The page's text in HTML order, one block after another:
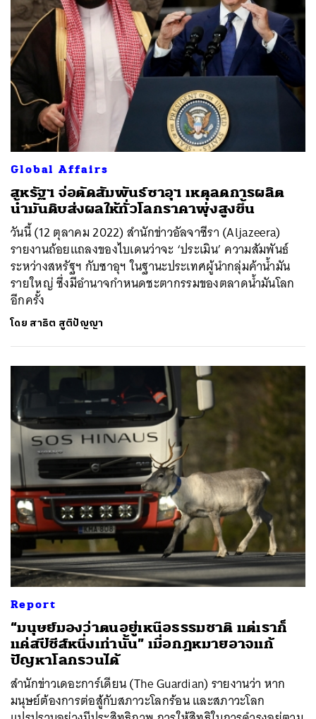
Global Affairs
สหรัฐฯ จ่อตัดสัมพันธ์ซาอุฯ เหตุลดการผลิต
น้ำมันดิบส่งผลให้ทั่วโลกราคาพุ่งสูงขึ้น
วันนี้ (12 ตุลาคม 2022) สำนักข่าวอัลจาซีรา (Aljazeera)
รายงานถ้อยแถลงของไบเดนว่าจะ ‘ประเมิน’ ความสัมพันธ์
ระหว่างสหรัฐฯ กับซาอุฯ ในฐานะประเทศผู้นำกลุ่มค้าน้ำมัน
รายใหญ่ ซึ่งมีอำนาจกำหนดชะตากรรมของตลาดน้ำมันโลก
อีกครั้ง
โดย สาธิต สูติปัญญา
Report
“มนุษย์มองว่าตนอยู่เหนือธรรมชาติ แต่เราก็
แค่สปีชีส์หนึ่งเท่านั้น” เมื่อกฎหมายอาจแก้
ปัญหาโลกรวนได้
สำนักข่าวเดอะการ์เดียน (The Guardian) รายงานว่า หาก
มนุษย์ต้องการต่อสู้กับสภาวะโลกร้อน และสภาวะโลก